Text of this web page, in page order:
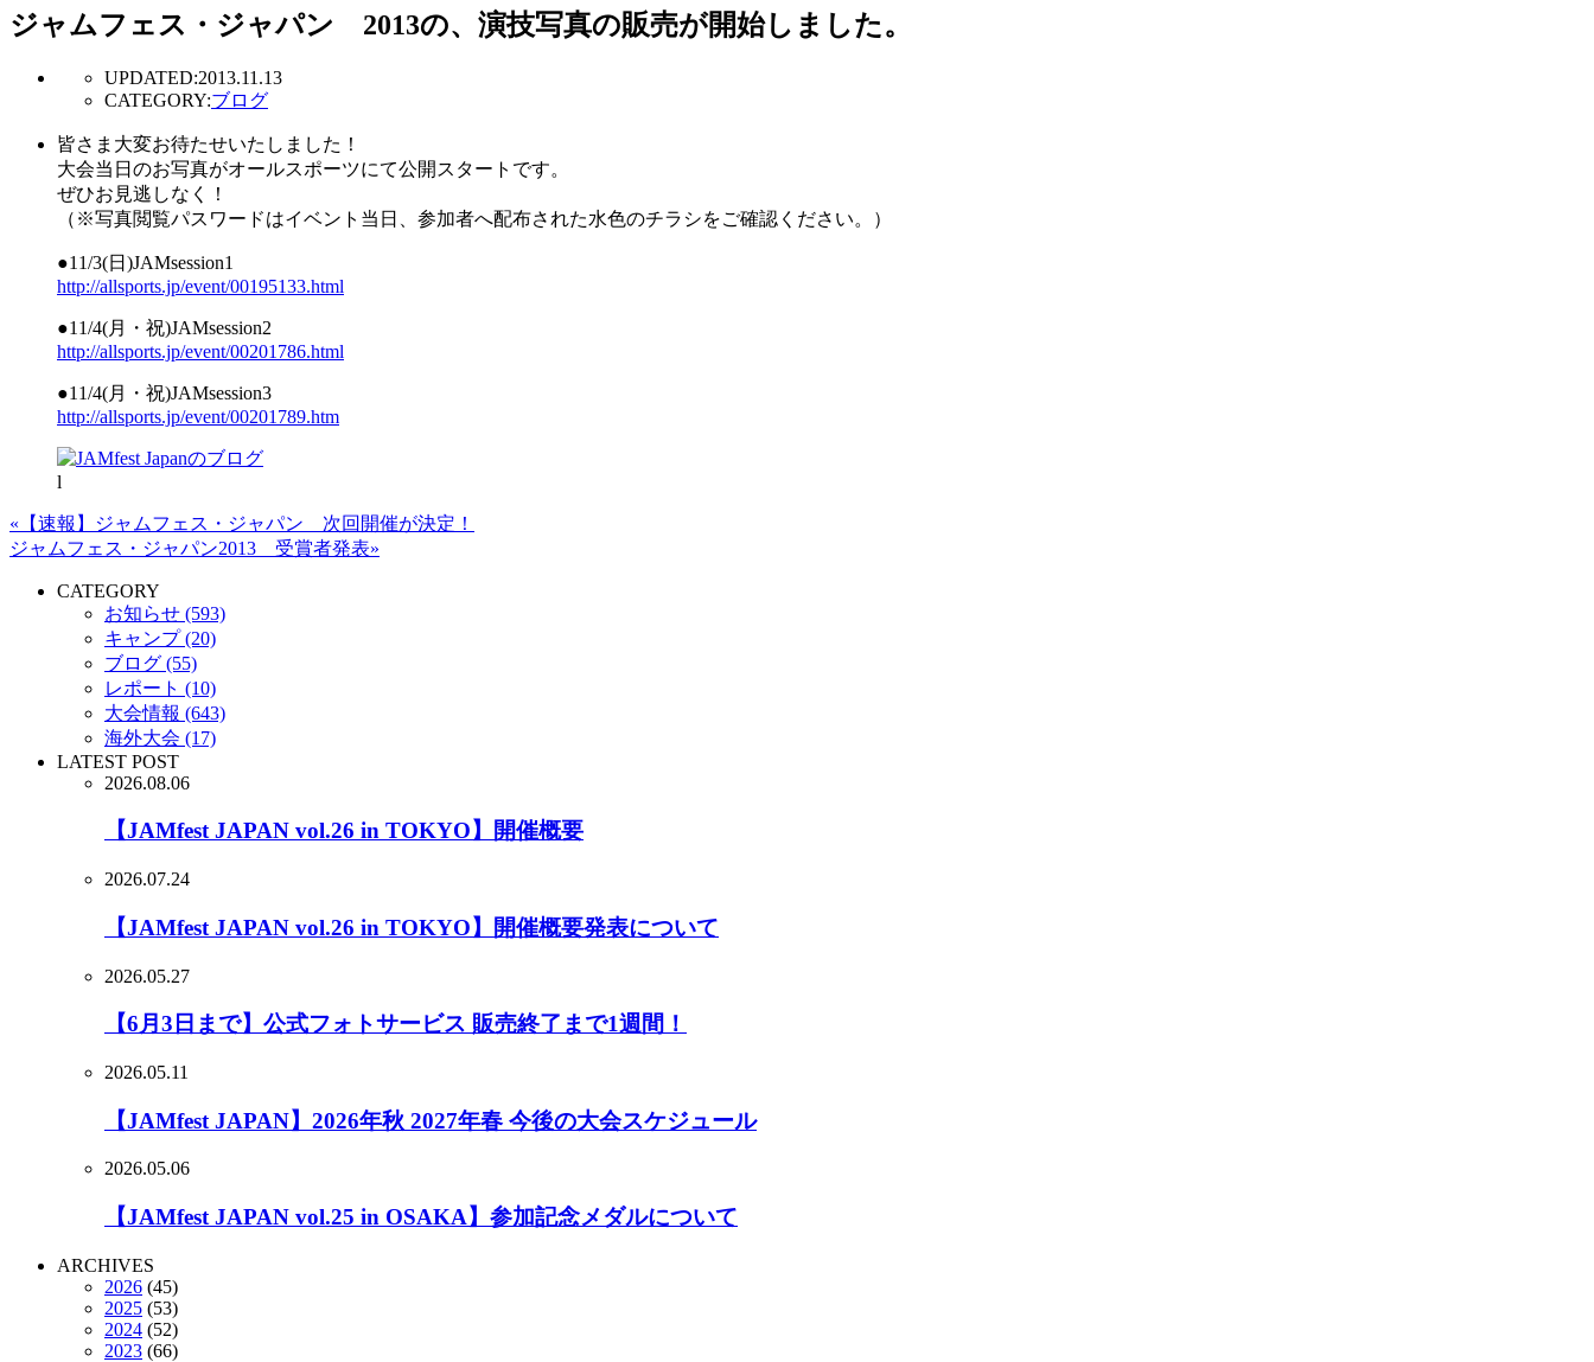
ジャムフェス・ジャパン 2013の、演技写真の販売が開始しました。
UPDATED:2013.11.13
CATEGORY:ブログ
皆さま大変お待たせいたしました！
大会当日のお写真がオールスポーツにて公開スタートです。
ぜひお見逃しなく！
（※写真閲覧パスワードはイベント当日、参加者へ配布された水色のチラシをご確認ください。）
●11/3(日)JAMsession1
http://allsports.jp/event/00195133.html
●11/4(月・祝)JAMsession2
http://allsports.jp/event/00201786.html
●11/4(月・祝)JAMsession3
http://allsports.jp/event/00201789.htm
l
«【速報】ジャムフェス・ジャパン 次回開催が決定！
ジャムフェス・ジャパン2013 受賞者発表»
CATEGORY
お知らせ (593)
キャンプ (20)
ブログ (55)
レポート (10)
大会情報 (643)
海外大会 (17)
LATEST POST
2026.08.06
【JAMfest JAPAN vol.26 in TOKYO】開催概要
2026.07.24
【JAMfest JAPAN vol.26 in TOKYO】開催概要発表について
2026.05.27
【6月3日まで】公式フォトサービス 販売終了まで1週間！
2026.05.11
【JAMfest JAPAN】2026年秋 2027年春 今後の大会スケジュール
2026.05.06
【JAMfest JAPAN vol.25 in OSAKA】参加記念メダルについて
ARCHIVES
2026 (45)
2025 (53)
2024 (52)
2023 (66)